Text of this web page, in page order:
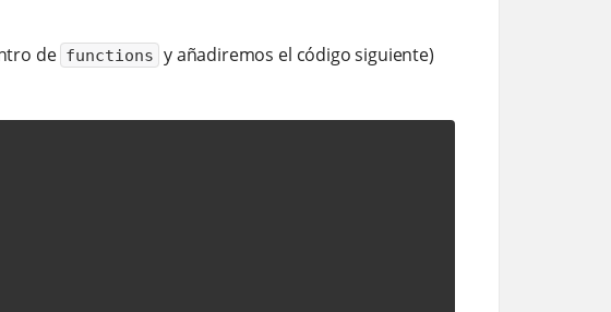
de functions y añadiremos el código siguiente)